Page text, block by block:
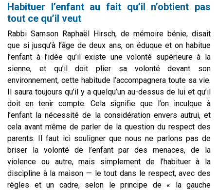
Habituer l’enfant au fait qu’il n’obtient pas
tout ce qu’il veut
Rabbi Samson Raphaël Hirsch, de mémoire bénie, disait
que si jusqu’à l’âge de deux ans, on éduque et on habitue
l’enfant à l’idée qu’il existe une volonté supérieure à la
sienne, et qu’il doit plier sa volonté devant son
environnement, cette habitude l’accompagnera toute sa vie.
Il saura toujours qu’il y a quelqu’un au-dessus de lui et qu’il
doit en tenir compte. Cela signifie que l’on inculque à
l’enfant la nécessité de la considération envers autrui, et
cela avant même de parler de la question du respect des
parents. Il faut ici souligner que nous ne parlons pas de
briser la volonté de l’enfant par des menaces, de la
violence ou autre, mais simplement de l’habituer à la
discipline à la maison — le tout dans le respect, avec des
règles et un cadre, selon le principe de « la gauche